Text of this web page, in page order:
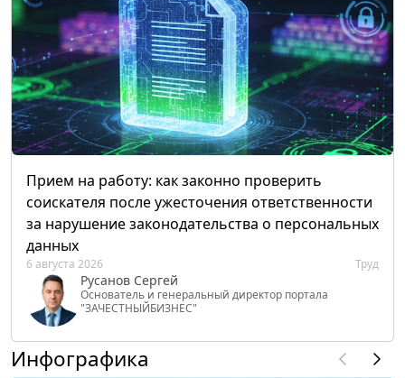
Прием на работу: как законно проверить
соискателя после ужесточения ответственности
за нарушение законодательства о персональных
данных
6 августа 2026 Труд
Русанов Сергей
Основатель и генеральный директор портала
"ЗАЧЕСТНЫЙБИЗНЕС"
Инфографика